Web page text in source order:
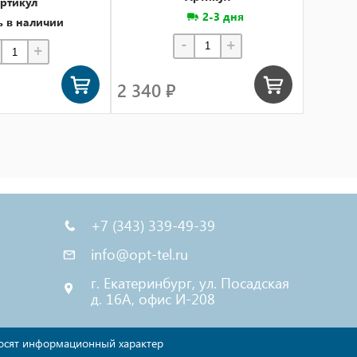
в наличии
+
2-3 дня
- +
2 340 ₽
+7 (343) 339-49-39
info@opt-tel.ru
г. Екатеринбург, ул. Посадская
д. 16А, офис И-208
информационный характер